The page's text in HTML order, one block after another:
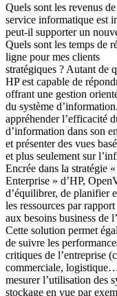
Quels sont les revenus
service informatique est
peut-il supporter un
Quels sont les temps de
ligne pour mes clients
stratégiques ? Autant de
HP est capable de
offrant une gestion
du système
appréhender l’efficacité
d’information dans son
et présenter des vues
et plus seulement sur
Encrée dans la stratégie
Enterprise » d’HP,
d’équilibrer, de planifier
les ressources par rapport
aux besoins business de
Cette solution permet
de suivre les
critiques de l’entreprise
commerciale,
mesurer l’utilisation des
stockage en vue par